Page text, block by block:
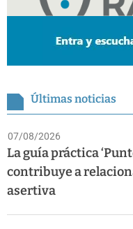
Últimas noticias
07/08/2026
La guía práctica
contribuye a
asertiva